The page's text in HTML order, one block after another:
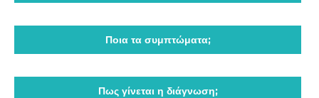
Ποια τα συμπτώματα;
Πως γίνεται η διάγνωση;